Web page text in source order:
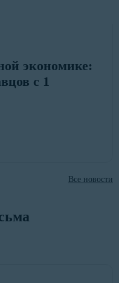
экономике:
с 1
Все новости